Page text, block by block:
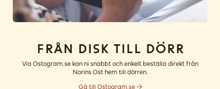
Från disk till dörr
Via Ostogram.se kan ni snabbt och enkelt beställa direkt från
Norins Ost hem till dörren.
Gå till Ostogram.se